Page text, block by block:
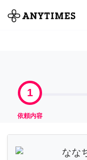
全て
1
依頼内容
なな